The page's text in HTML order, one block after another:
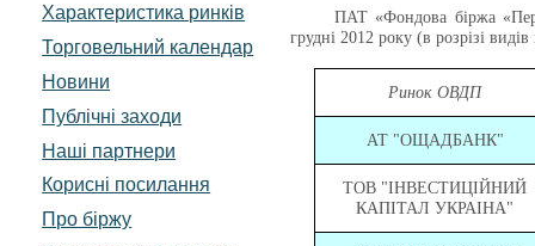
Характеристика pинків
Торговельний календар
Новини
Публічні заходи
Наші партнери
Корисні посилання
Про біржу
ПАТ «Фондова біржа
грудні 2012 року (в розрізі
Ринок ОВДП
АТ "ОЩАДБАНК"
ТОВ "IНВЕСТИЦIЙНИЙ
КАПIТАЛ УКРАIНА"